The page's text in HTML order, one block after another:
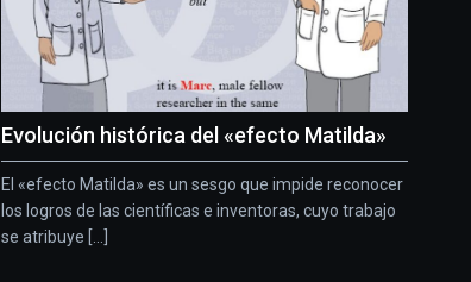
Evolución histórica del «efecto Matilda»
El «efecto Matilda» es un sesgo que impide reconocer
los logros de las científicas e inventoras, cuyo trabajo
se atribuye [...]